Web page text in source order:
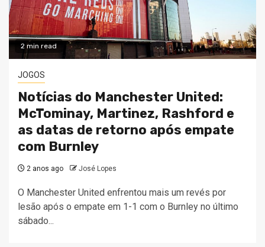
2 min read
JOGOS
Notícias do Manchester United:
McTominay, Martinez, Rashford e
as datas de retorno após empate
com Burnley
2 anos ago José Lopes
O Manchester United enfrentou mais um revés por
lesão após o empate em 1-1 com o Burnley no último
sábado...